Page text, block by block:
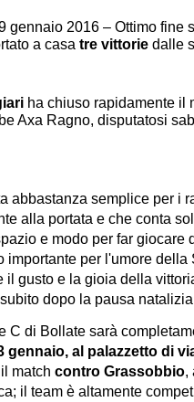
gennaio 2016 – Ottimo fine
a casa tre vittorie dalle
ha chiuso rapidamente il
Axa Ragno, disputatosi
abbastanza semplice per i
alla portata e che conta
e modo per far giocare
importante per l'umore
il gusto e la gioia della
dopo la pausa
C di Bollate sarà
gennaio, al palazzetto di
match contro Grassobbio,
il team è altamente